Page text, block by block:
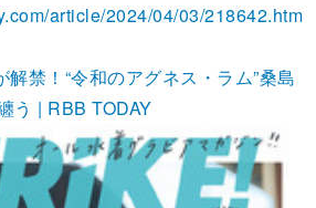
article/2024/04/03/218642.htm
解禁！“令和のアグネス・ラム”桑島
う | RBB TODAY